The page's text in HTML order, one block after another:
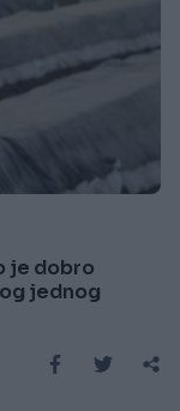
je dobro
jednog